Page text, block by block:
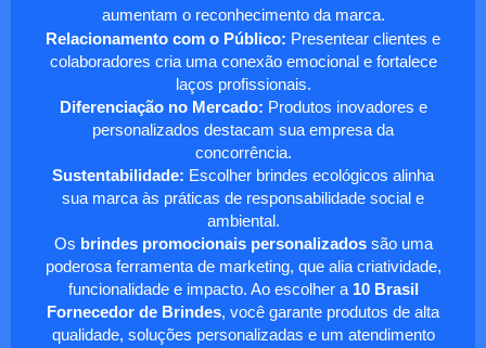
aumentam o reconhecimento da marca.
Relacionamento com o Público: Presentear clientes e
colaboradores cria uma conexão emocional e fortalece
laços profissionais.
Diferenciação no Mercado: Produtos inovadores e
personalizados destacam sua empresa da
concorrência.
Sustentabilidade: Escolher brindes ecológicos alinha
sua marca às práticas de responsabilidade social e
ambiental.
Os brindes promocionais personalizadossão uma
poderosa ferramenta de marketing, que alia criatividade,
funcionalidade e impacto. Ao escolher a 10 Brasil
Fornecedor de Brindes, você garante produtos de alta
qualidade, soluções personalizadas e um atendimento